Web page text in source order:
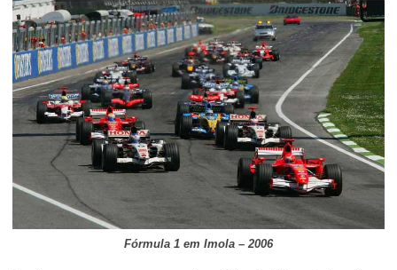
Fórmula 1 em Imola – 2006